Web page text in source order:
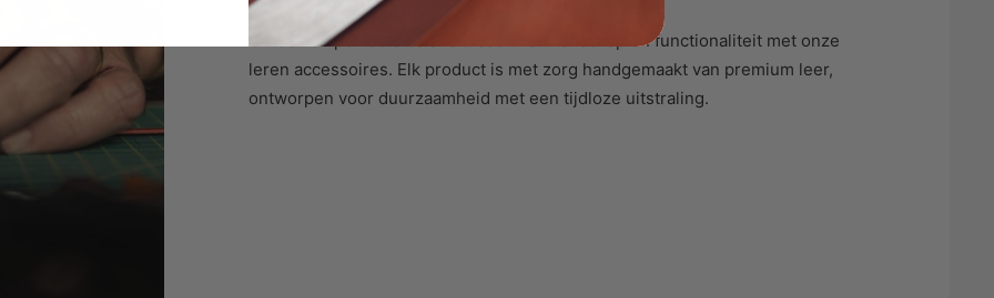
Ontdek de perfecte balans tussen vakmanschap en functionaliteit met onze
leren accessoires. Elk product is met zorg handgemaakt van premium leer,
ontworpen voor duurzaamheid met een tijdloze uitstraling.